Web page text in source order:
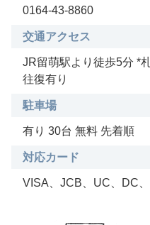
0164-43-8860
交通アクセス
JR留萌駅より徒歩5分 *
往復有り
駐車場
有り 30台 無料 先着順
対応カード
VISA、JCB、UC、DC